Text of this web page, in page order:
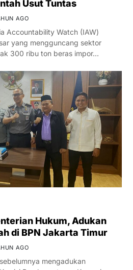
Usut Tuntas
AGO
Accountability Watch (IAW)
yang mengguncang sektor
300 ribu ton beras impor…
Hukum, Adukan
di BPN Jakarta Timur
AGO
mengadukan